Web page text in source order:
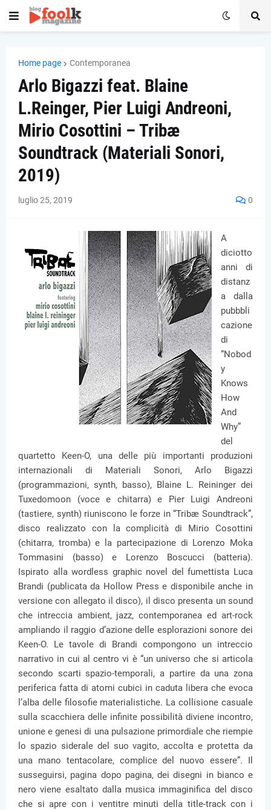
Home page Contemporanea
Arlo Bigazzi feat. Blaine
L.Reinger, Pier Luigi Andreoni,
Mirio Cosottini – Tribæ
Soundtrack (Materiali Sonori,
2019)
luglio 25, 2019 0
A
diciotto
anni di
distanz
a dalla
pubbbli
cazione
di
“Nobod
y
Knows
How
And
Why”
del
quartetto Keen-O, una delle più importanti produzioni
internazionali di Materiali Sonori, Arlo Bigazzi
(programmazioni, synth, basso), Blaine L. Reininger dei
Tuxedomoon (voce e chitarra) e Pier Luigi Andreoni
(tastiere, synth) riuniscono le forze in “Tribæ Soundtrack”,
disco realizzato con la complicità di Mirio Cosottini
(chitarra, tromba) e la partecipazione di Lorenzo Moka
Tommasini (basso) e Lorenzo Boscucci (batteria).
Ispirato alla wordless graphic novel del fumettista Luca
Brandi (publicata da Hollow Press e disponibile anche in
versione con allegato il disco), il disco presenta un sound
che intreccia ambient, jazz, contemporanea ed art-rock
ampliando il raggio d’azione delle esplorazioni sonore dei
Keen-O. Le tavole di Brandi compongono un intreccio
narrativo in cui al centro vi è “un universo che si articola
secondo scarti spazio-temporali, a partire da una zona
periferica fatta di atomi cubici in caduta libera che evoca
l’alba delle filosofie materialistiche. La collisione casuale
sulla scacchiera delle infinite possibilità diviene incontro,
unione e genesi di una pulsazione primordiale che riempie
lo spazio siderale del suo vagito, accolta e protetta da
una mano tentacolare, complice del nuovo essere”. Il
susseguirsi, pagina dopo pagina, dei disegni in bianco e
nero viene esaltato dalla musica immaginifica del disco
che si apre con i ventitre minuti della title-track con i